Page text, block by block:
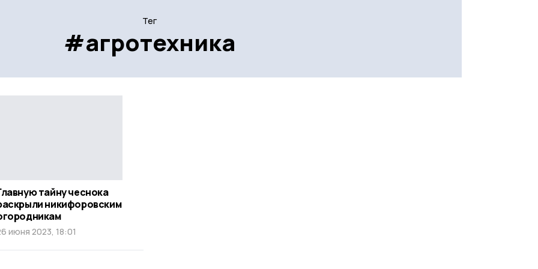
Тег
#агротехника
тайну чеснока
никифоровским
июня 2023, 18:01